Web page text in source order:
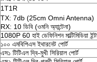
1T1R
TX: 7db (25cm Omni Antenna)
RX: 10 ডিবি (ওমনি অ্যান্টেনা)
1080P 60 হাই ডেফিনিশন মাল্টিমিডিয়া
১০০ এমবিপিএস ইথারনেট পোর্ট
এস১ টিটিএল দ্বি-মুখী সিরিয়াল পোর্ট